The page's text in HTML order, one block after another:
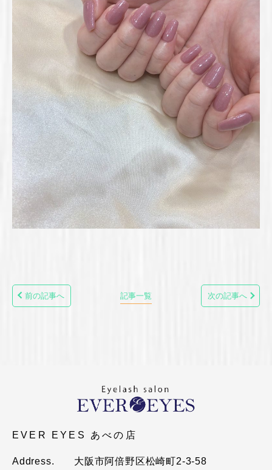
前の記事へ 記事一覧 次の記事へ
EVER EYES あべの店
Address.
大阪市阿倍野区松崎町2-3-58